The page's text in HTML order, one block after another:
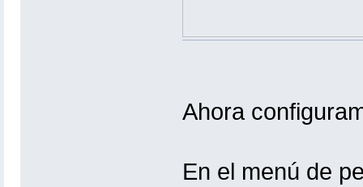
Ahora
En el menú de